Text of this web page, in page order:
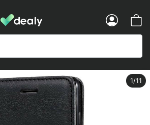
Dealy - Fundas y accesorios para
1/11